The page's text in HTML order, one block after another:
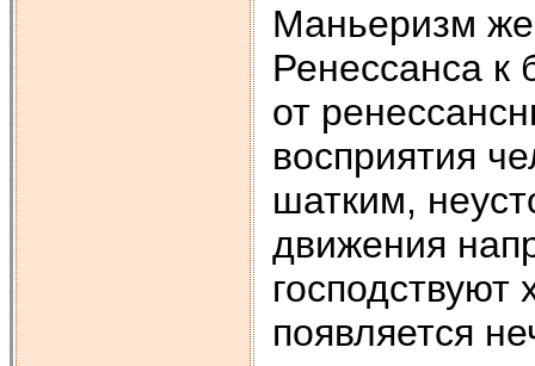
Маньеризм
Ренессанса к
от
восприятия
шатким,
движения
господствуют
появляется